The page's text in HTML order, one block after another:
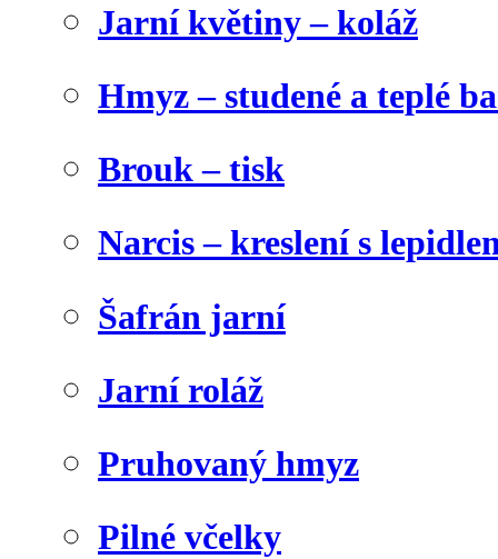
Jarní květiny – koláž
Hmyz – studené a teplé
Brouk – tisk
Narcis – kreslení s
Šafrán jarní
Jarní roláž
Pruhovaný hmyz
Pilné včelky